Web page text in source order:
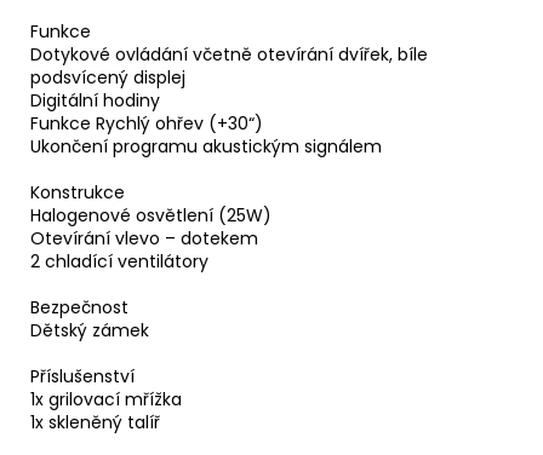
Funkce
Dotykové ovládání včetně otevírání dvířek, bíle
podsvícený displej
Digitální hodiny
Funkce Rychlý ohřev (+30“)
Ukončení programu akustickým signálem
Konstrukce
Halogenové osvětlení (25W)
Otevírání vlevo – dotekem
2 chladící ventilátory
Bezpečnost
Dětský zámek
Příslušenství
1x grilovací mřížka
1x skleněný talíř